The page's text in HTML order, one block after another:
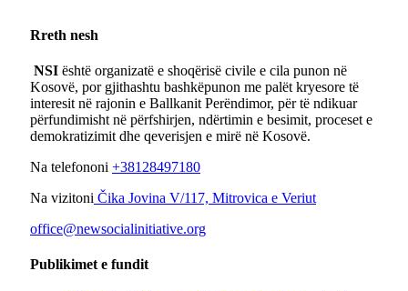
Rreth nesh
NSI është organizatë e shoqërisë civile e cila punon në
Kosovë, por gjithashtu bashkëpunon me palët kryesore të
interesit në rajonin e Ballkanit Perëndimor, për të ndikuar
përfundimisht në përfshirjen, ndërtimin e besimit, proceset e
demokratizimit dhe qeverisjen e mirë në Kosovë.
Na telefononi +38128497180
Na vizitoni Čika Jovina V/117, Mitrovica e Veriut
office@newsocialinitiative.org
Publikimet e fundit